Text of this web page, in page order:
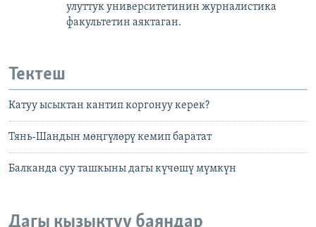
улуттук университетинин журналистика
факультетин аяктаган.
Тектеш
Катуу ысыктан кантип коргонуу керек?
Тянь-Шандын мөңгүлөрү кемип баратат
Балканда суу ташкыны дагы күчөшү мүмкүн
Дагы кызыктуу баяндар